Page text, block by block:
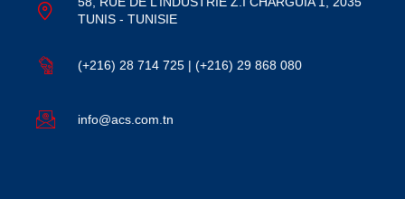
TUNIS - TUNISIE
(+216) 28 714 725 | (+216) 29 868 080
info@acs.com.tn